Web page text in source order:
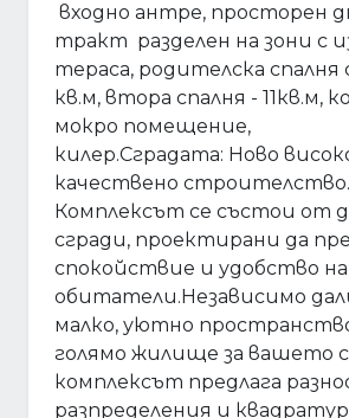
входно антре, просторен
тракт разделен на зони с
тераса, родителска спалня
кв.м, втора спалня - 11кв.м,
мокро помещение,
килер.Сградата: Ново
качествено строителство.
Комплексът се състои от
сгради, проектирани да
спокойствие и удобство
обитатели.Независимо
малко, уютно
голямо жилище за вашето
комплексът предлага
разпределения и